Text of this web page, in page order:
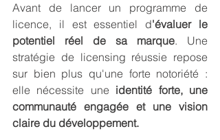
Avant de lancer un programme de
licence, il est essentiel d'évaluer le
potentiel réel de sa marque. Une
stratégie de licensing réussie repose
sur bien plus qu'une forte notoriété :
elle nécessite une identité forte, une
communauté engagée et une vision
claire du développement.